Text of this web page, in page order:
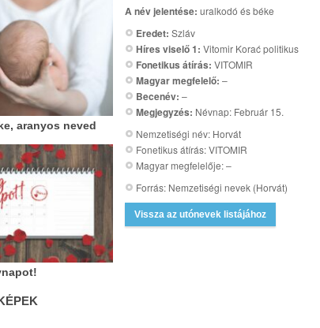
A név jelentése: uralkodó és béke
Eredet: Szláv
Híres viselő 1: Vitomir Korać politikus
Fonetikus átírás: VITOMIR
Magyar megfelelő: –
Becenév: –
Megjegyzés: Névnap: Február 15.
Nemzetiségi név: Horvát
Fonetikus átírás: VITOMIR
Magyar megfelelője: –
Forrás: Nemzetiségi nevek (Horvát)
Vissza az utónevek listájához
aranyos neved